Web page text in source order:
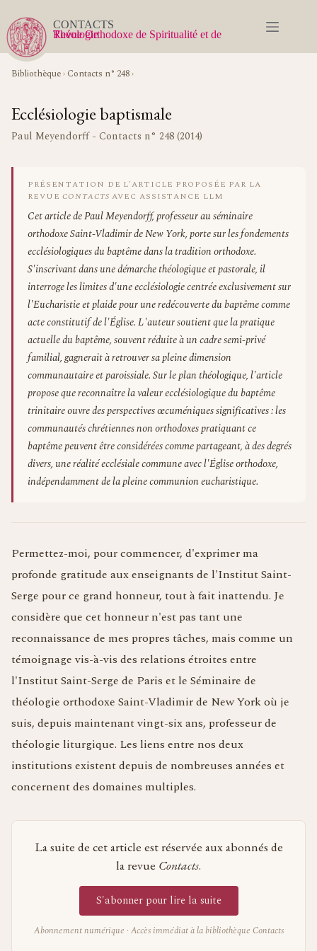
contenu
CONTACTS
Revue Orthodoxe de Spiritualité et de Théologie
Bibliothèque› Contacts n° 248›
Ecclésiologie baptismale
Paul Meyendorff - Contacts n° 248 (2014)
PRÉSENTATION DE L'ARTICLE PROPOSÉE PAR LA
REVUECONTACTS AVEC ASSISTANCE LLM
Cet article de Paul Meyendorff, professeur au séminaire
orthodoxe Saint-Vladimir de New York, porte sur les fondements
ecclésiologiques du baptême dans la tradition orthodoxe.
S'inscrivant dans une démarche théologique et pastorale, il
interroge les limites d'une ecclésiologie centrée exclusivement sur
l'Eucharistie et plaide pour une redécouverte du baptême comme
acte constitutif de l'Église. L'auteur soutient que la pratique
actuelle du baptême, souvent réduite à un cadre semi-privé
familial, gagnerait à retrouver sa pleine dimension
communautaire et paroissiale. Sur le plan théologique, l'article
propose que reconnaître la valeur ecclésiologique du baptême
trinitaire ouvre des perspectives œcuméniques significatives : les
communautés chrétiennes non orthodoxes pratiquant ce
baptême peuvent être considérées comme partageant, à des degrés
divers, une réalité ecclésiale commune avec l'Église orthodoxe,
indépendamment de la pleine communion eucharistique.
Permettez-moi, pour commencer, d'exprimer ma
profonde gratitude aux enseignants de l'Institut Saint-
Serge pour ce grand honneur, tout à fait inattendu. Je
considère que cet honneur n'est pas tant une
reconnaissance de mes propres tâches, mais comme un
témoignage vis-à-vis des relations étroites entre
l'Institut Saint-Serge de Paris et le Séminaire de
théologie orthodoxe Saint-Vladimir de New York où je
suis, depuis maintenant vingt-six ans, professeur de
théologie liturgique. Les liens entre nos deux
institutions existent depuis de nombreuses années et
concernent des domaines multiples.
La suite de cet article est réservée aux abonnés de
la revue Contacts.
S'abonner pour lire la suite
Abonnement numérique · Accès immédiat à la bibliothèque Contacts